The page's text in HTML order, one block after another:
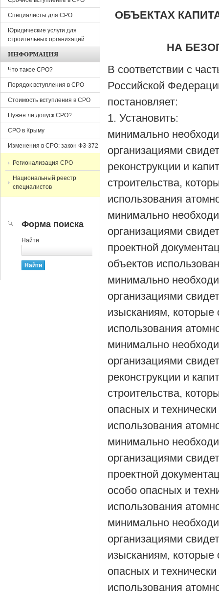
ОБЪЕКТАХ
НА
В соответствии с
Российской
постановляет:
1. Установить:
минимально
организациями
реконструкции и
строительства,
использования
минимально
организациями
проектной
объектов
минимально
организациями
изысканиям, которые
использования
минимально
организациями
реконструкции и
строительства,
опасных и
использования
минимально
организациями
проектной
особо опасных и
использования
минимально
организациями
изысканиям, которые
опасных и
использования
Специалисты для СРО
Юридические услуги для
строительных организаций
ИНФОРМАЦИЯ
Что такое СРО?
Порядок вступления в СРО
Стоимость вступления в СРО
Нужен ли допуск СРО?
СРО в Крыму
Изменения в СРО: закон ФЗ-372
Регионализация СРО
Национальный реестр
специалистов
Форма поиска
Найти